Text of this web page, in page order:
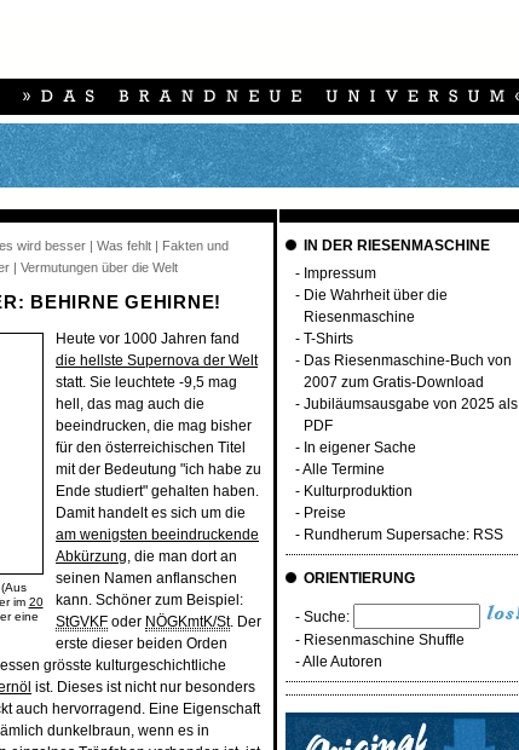
wird besser | Was fehlt | Fakten und
| Vermutungen über die Welt
BEHIRNE GEHIRNE!
im 20
eine
Heute vor 1000 Jahren fand
die hellste Supernova der Welt
statt. Sie leuchtete -9,5 mag
hell, das mag auch die
beeindrucken, die mag bisher
für den österreichischen Titel
mit der Bedeutung "ich habe zu
Ende studiert" gehalten haben.
Damit handelt es sich um die
am wenigsten beeindruckende
Abkürzung, die man dort an
seinen Namen anflanschen
kann. Schöner zum Beispiel:
StGVKF oder NÖGKmtK/St. Der
erste dieser beiden Orden
grösste kulturgeschichtliche
ist. Dieses ist nicht nur besonders
auch hervorragend. Eine Eigenschaft
dunkelbraun, wenn es in
IN DER RIESENMASCHINE
- Impressum
- Die Wahrheit über die
Riesenmaschine
- T-Shirts
- Das Riesenmaschine-Buch von
2007 zum Gratis-Download
- Jubiläumsausgabe von 2025 als
PDF
- In eigener Sache
-Alle Termine
- Kulturproduktion
- Preise
- Rundherum Supersache: RSS
ORIENTIERUNG
- Suche:
- Riesenmaschine Shuffle
-Alle Autoren